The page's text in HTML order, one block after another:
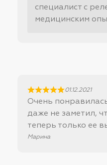
специалист с
медицинским
01.12.2021
Очень
даже не заметил,
теперь только ее
Марина